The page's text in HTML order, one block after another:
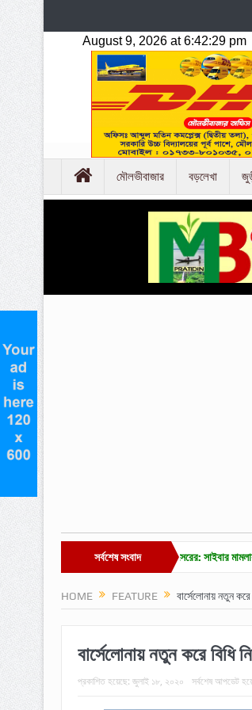
মৌলভীবাজার বড়লেখা
সর্বশেষ সংবাদ
ভিডিওকে ‘এআই’ দাবি এমপি নাসেরের: সাইবার মামলায় গ্রেপ্তার
HOME FEATURE বার্সেলোনায় নতুন করে
বার্সেলোনায় নতুন করে বিধি
প্রকাশিত হয়েছে: জুলাই ১৮, ২০২০ সর্বশেষ আপডেট